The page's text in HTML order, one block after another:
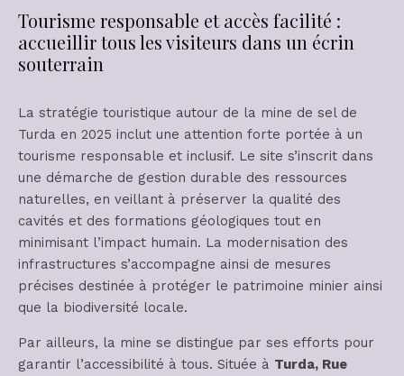
Tourisme responsable et accès facilité :
accueillir tous les visiteurs dans un écrin
souterrain
La stratégie touristique autour de la mine de sel de
Turda en 2025 inclut une attention forte portée à un
tourisme responsable et inclusif. Le site s’inscrit dans
une démarche de gestion durable des ressources
naturelles, en veillant à préserver la qualité des
cavités et des formations géologiques tout en
minimisant l’impact humain. La modernisation des
infrastructures s’accompagne ainsi de mesures
précises destinée à protéger le patrimoine minier ainsi
que la biodiversité locale.
Par ailleurs, la mine se distingue par ses efforts pour
garantir l’accessibilité à tous. Située à Turda, Rue